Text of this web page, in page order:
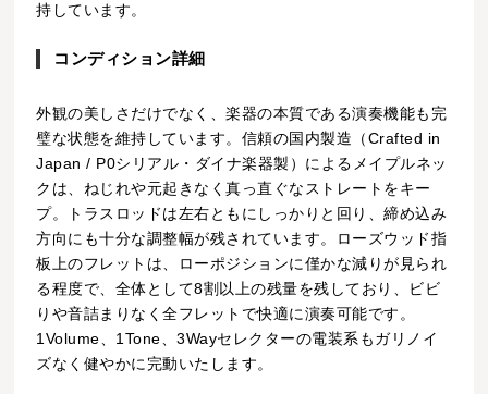
持しています。
コンディション詳細
外観の美しさだけでなく、楽器の本質である演奏機能も完
璧な状態を維持しています。信頼の国内製造（Crafted in
Japan / P0シリアル・ダイナ楽器製）によるメイプルネッ
クは、ねじれや元起きなく真っ直ぐなストレートをキー
プ。トラスロッドは左右ともにしっかりと回り、締め込み
方向にも十分な調整幅が残されています。ローズウッド指
板上のフレットは、ローポジションに僅かな減りが見られ
る程度で、全体として8割以上の残量を残しており、ビビ
りや音詰まりなく全フレットで快適に演奏可能です。
1Volume、1Tone、3Wayセレクターの電装系もガリノイ
ズなく健やかに完動いたします。